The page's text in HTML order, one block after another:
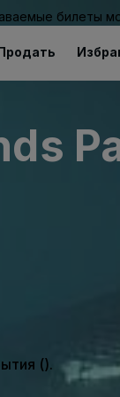
билеты
().